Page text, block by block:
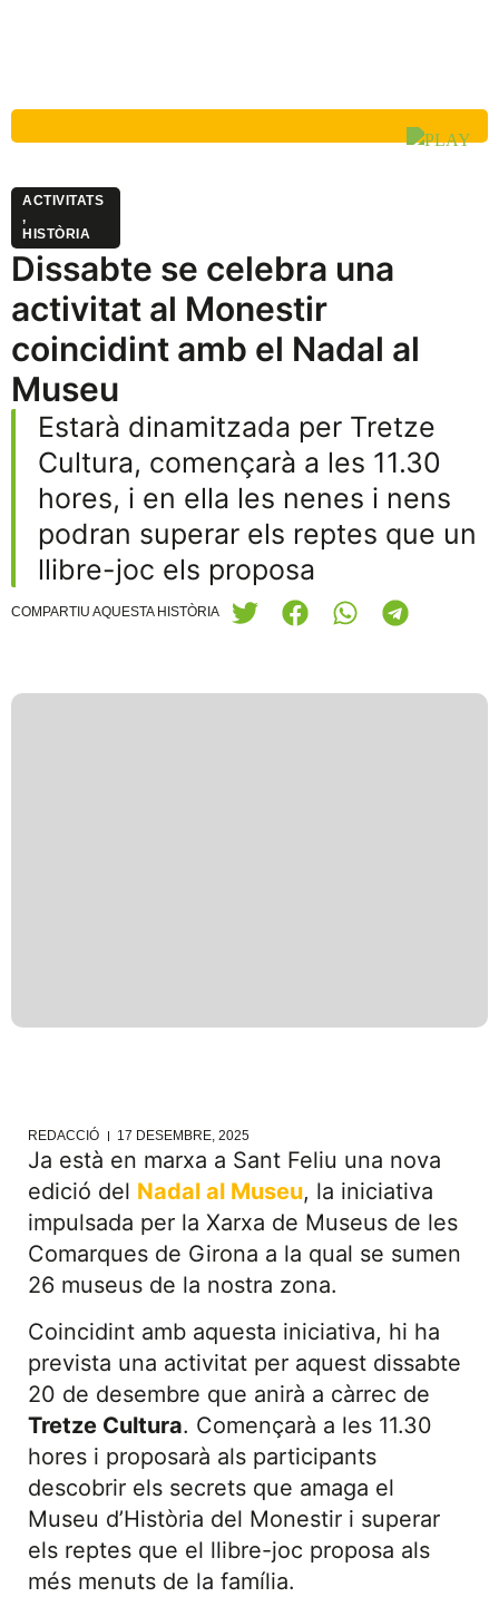
ACTIVITATS
,
HISTÒRIA
Dissabte se celebra una
activitat al Monestir
coincidint amb el Nadal al
Museu
Estarà dinamitzada per Tretze
Cultura, començarà a les 11.30
hores, i en ella les nenes i nens
podran superar els reptes que un
llibre-joc els proposa
COMPARTIU AQUESTA HISTÒRIA
REDACCIÓ 17 DESEMBRE, 2025
Ja està en marxa a Sant Feliu una nova
edició del Nadal al Museu, la iniciativa
impulsada per la Xarxa de Museus de les
Comarques de Girona a la qual se sumen
26 museus de la nostra zona.
Coincidint amb aquesta iniciativa, hi ha
prevista una activitat per aquest dissabte
20 de desembre que anirà a càrrec de
Tretze Cultura. Començarà a les 11.30
hores i proposarà als participants
descobrir els secrets que amaga el
Museu d’Història del Monestir i superar
els reptes que el llibre-joc proposa als
més menuts de la família.